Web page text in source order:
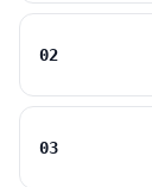
02
03